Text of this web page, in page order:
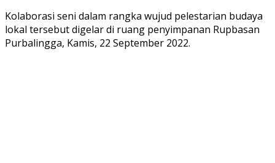
Kolaborasi seni dalam rangka wujud pelestarian budaya
lokal tersebut digelar di ruang penyimpanan Rupbasan
Purbalingga, Kamis, 22 September 2022.